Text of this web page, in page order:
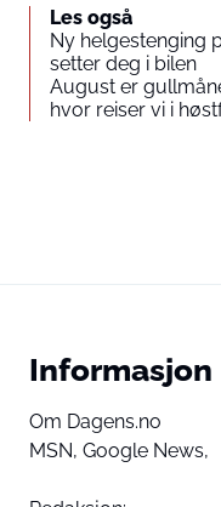
Les også
Ny helgestenging
setter deg i bilen
August er
hvor reiser vi i
Informasjon
Om Dagens.no
MSN, Google News,